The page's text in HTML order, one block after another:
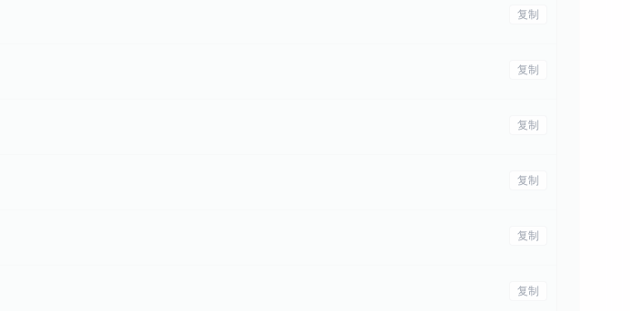
复制
复制
复制
复制
复制
复制